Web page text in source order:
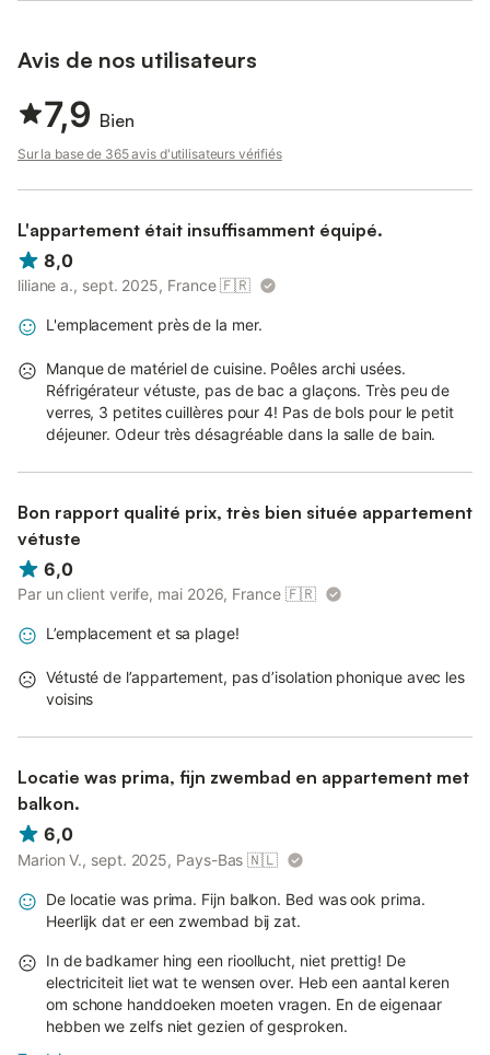
Avis de nos utilisateurs
7,9 Bien
Sur la base de 365 avis d'utilisateurs vérifiés
L'appartement était insuffisamment équipé.
8,0
liliane a., sept. 2025, France 🇫🇷
L'emplacement près de la mer.
Manque de matériel de cuisine. Poêles archi usées.
Réfrigérateur vétuste, pas de bac a glaçons. Très peu de
verres, 3 petites cuillères pour 4! Pas de bols pour le petit
déjeuner. Odeur très désagréable dans la salle de bain.
Bon rapport qualité prix, très bien située appartement
vétuste
6,0
Par un client verife, mai 2026, France 🇫🇷
L’emplacement et sa plage!
Vétusté de l’appartement, pas d’isolation phonique avec les
voisins
Locatie was prima, fijn zwembad en appartement met
balkon.
6,0
Marion V., sept. 2025, Pays-Bas 🇳🇱
De locatie was prima. Fijn balkon. Bed was ook prima.
Heerlijk dat er een zwembad bij zat.
In de badkamer hing een rioollucht, niet prettig! De
electriciteit liet wat te wensen over. Heb een aantal keren
om schone handdoeken moeten vragen. En de eigenaar
hebben we zelfs niet gezien of gesproken.